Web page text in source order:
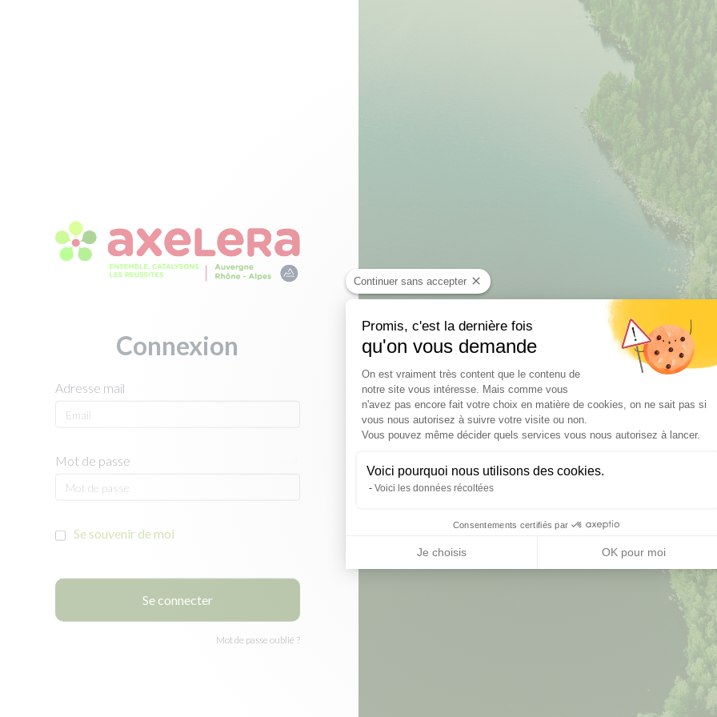
Continuer sans accepter
Promis, c'est la dernière fois
qu'on vous demande
Plateforme de Gestion du Consentement
On est vraiment très content que le contenu de
notre site vous intéresse. Mais comme vous
n'avez pas encore fait votre choix en matière de cookies, on ne sait pas si
vous nous autorisez à suivre votre visite ou non.
Vous pouvez même décider quels services vous nous autorisez à lancer.
Voici pourquoi nous utilisons des cookies.
Voici les données récoltées
Consentements certifiés par
Je choisis OK pour moi
Axeptio consentvotre
Connexion
Adresse mail
Mot de passe
Se souvenir de moi
Mot de passe oublié ?